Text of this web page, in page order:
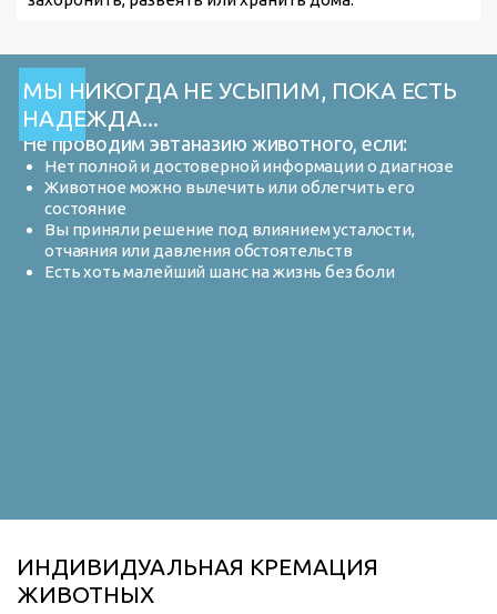
МЫ НИКОГДА НЕ УСЫПИМ, ПОКА ЕСТЬ
НАДЕЖДА...
Не проводим эвтаназию животного, если:
Нет полной и достоверной информации о диагнозе
Животное можно вылечить или облегчить его
состояние
Вы приняли решение под влиянием усталости,
отчаяния или давления обстоятельств
Есть хоть малейший шанс на жизнь без боли
ИНДИВИДУАЛЬНАЯ КРЕМАЦИЯ
ЖИВОТНЫХ